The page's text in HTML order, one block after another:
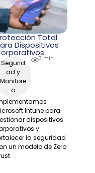
Total
Dispositivos
Segurid
ad y
Monitore
o
3 min
Intune para
dispositivos
y
la seguridad
un modelo de Zero